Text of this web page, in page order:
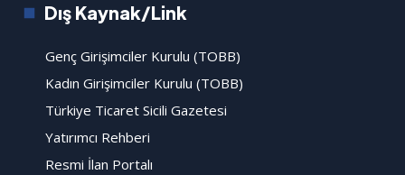
Dış Kaynak/Link
Genç Girişimciler Kurulu (TOBB)
Kadın Girişimciler Kurulu (TOBB)
Türkiye Ticaret Sicili Gazetesi
Yatırımcı Rehberi
Resmi İlan Portalı